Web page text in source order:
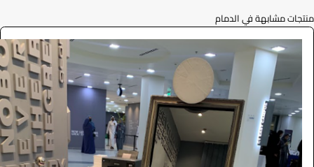
منتجات مشابهة في الدمام
المراية السحرية
الفعاليات والحفلات
5500
/ اليوم
الدمام